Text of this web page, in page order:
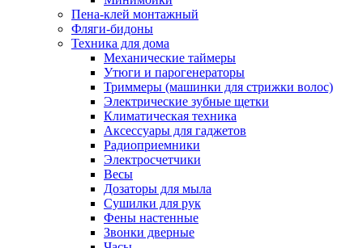
Пена-клей монтажный
Фляги-бидоны
Техника для дома
Механические таймеры
Утюги и парогенераторы
Триммеры (машинки для стрижки волос)
Электрические зубные щетки
Климатическая техника
Аксессуары для гаджетов
Радиоприемники
Электросчетчики
Весы
Дозаторы для мыла
Сушилки для рук
Фены настенные
Звонки дверные